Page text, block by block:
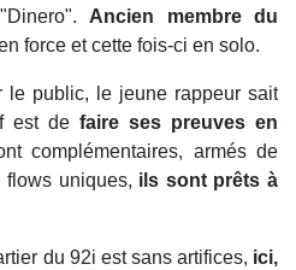
Ancien membre du
force et cette fois-ci en solo.
le public, le jeune rappeur sait
est de faire ses preuves en
complémentaires, armés de
flows uniques, ils sont prêts à
du 92i est sans artifices, ici,